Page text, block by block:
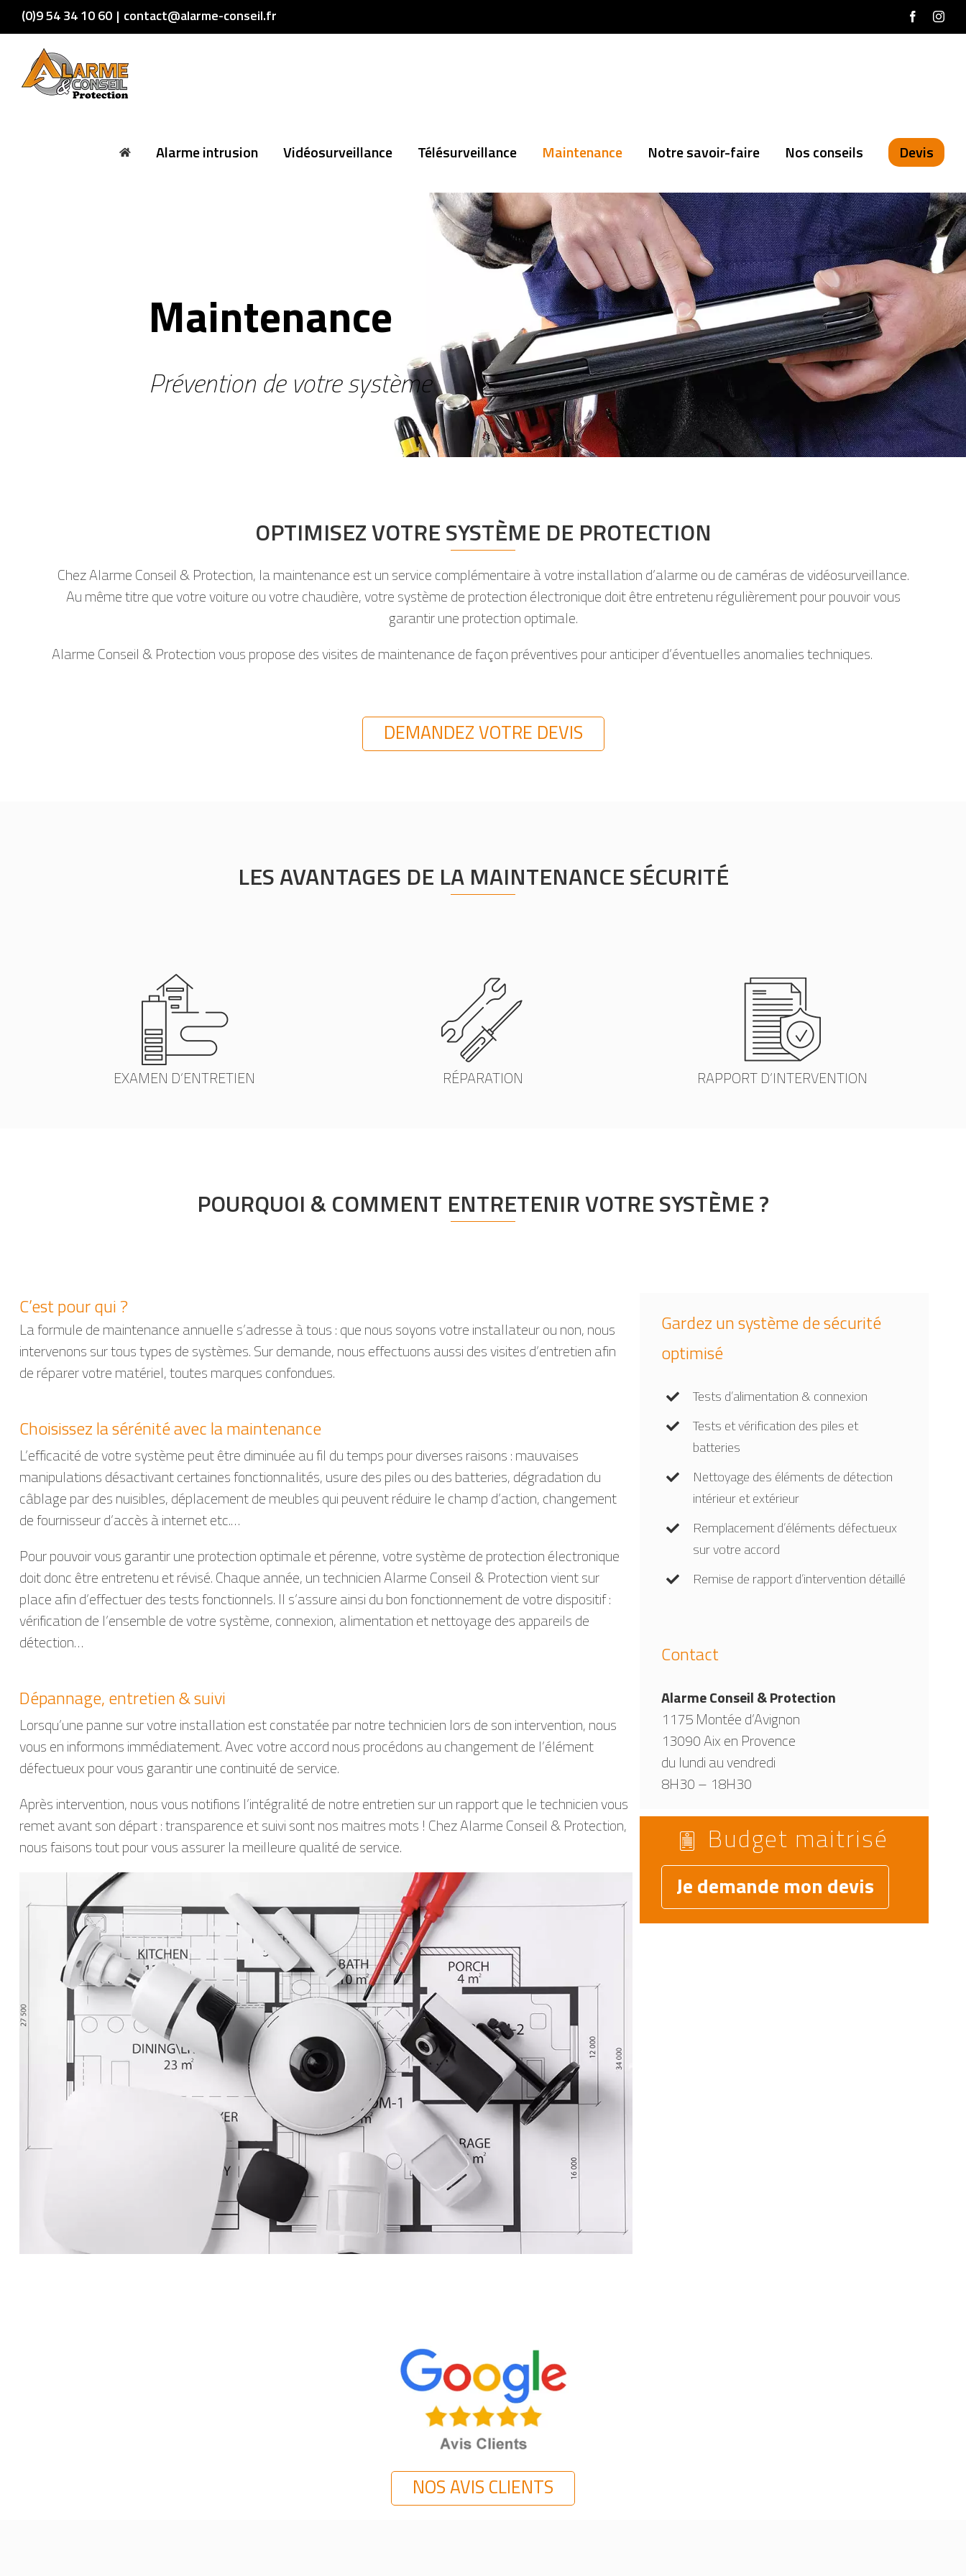
Skip
to
content
(0)9 54 34 10 60 | contact@alarme-conseil.fr Facebook
Alarme intrusion Vidéosurveillance Télésurveillance Maintenance Notre savoir-faire Nos conseils Devis
Maintenance
Prévention de votre système
OPTIMISEZ VOTRE SYSTÈME DE PROTECTION
Chez Alarme Conseil & Protection, la maintenance est un service complémentaire à votre installation d’alarme ou de caméras de vidéosurveillance.
Au même titre que votre voiture ou votre chaudière, votre système de protection électronique doit être entretenu régulièrement pour pouvoir vous
garantir une protection optimale.
Alarme Conseil & Protection vous propose des visites de maintenance de façon préventives pour anticiper d’éventuelles anomalies techniques.
DEMANDEZ VOTRE DEVIS
LES AVANTAGES DE LA MAINTENANCE SÉCURITÉ
EXAMEN D’ENTRETIEN RÉPARATION RAPPORT D’INTERVENTION
POURQUOI & COMMENT ENTRETENIR VOTRE SYSTÈME ?
C’est pour qui ?
La formule de maintenance annuelle s’adresse à tous : que nous soyons votre installateur ou non, nous
intervenons sur tous types de systèmes. Sur demande, nous effectuons aussi des visites d’entretien afin
de réparer votre matériel, toutes marques confondues.
Choisissez la sérénité avec la maintenance
L’efficacité de votre système peut être diminuée au fil du temps pour diverses raisons : mauvaises
manipulations désactivant certaines fonctionnalités, usure des piles ou des batteries, dégradation du
câblage par des nuisibles, déplacement de meubles qui peuvent réduire le champ d’action, changement
de fournisseur d’accès à internet etc.…
Pour pouvoir vous garantir une protection optimale et pérenne, votre système de protection électronique
doit donc être entretenu et révisé. Chaque année, un technicien Alarme Conseil & Protection vient sur
place afin d’effectuer des tests fonctionnels. Il s’assure ainsi du bon fonctionnement de votre dispositif :
vérification de l’ensemble de votre système, connexion, alimentation et nettoyage des appareils de
détection…
Dépannage, entretien & suivi
Lorsqu’une panne sur votre installation est constatée par notre technicien lors de son intervention, nous
vous en informons immédiatement. Avec votre accord nous procédons au changement de l’élément
défectueux pour vous garantir une continuité de service.
Après intervention, nous vous notifions l’intégralité de notre entretien sur un rapport que le technicien vous
remet avant son départ : transparence et suivi sont nos maitres mots ! Chez Alarme Conseil & Protection,
nous faisons tout pour vous assurer la meilleure qualité de service.
Gardez un système de sécurité
optimisé
Tests d’alimentation & connexion
Tests et vérification des piles et
batteries
Nettoyage des éléments de détection
intérieur et extérieur
Remplacement d’éléments défectueux
sur votre accord
Remise de rapport d’intervention détaillé
Contact
Alarme Conseil & Protection
1175 Montée d’Avignon
13090 Aix en Provence
du lundi au vendredi
8H30 – 18H30
Budget maitrisé
Je demande mon devis
NOS AVIS CLIENTS